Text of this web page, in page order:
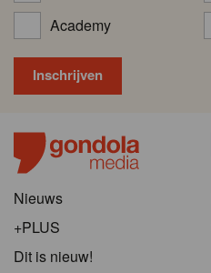
Academy
Nieuws
+PLUS
Dit is nieuw!